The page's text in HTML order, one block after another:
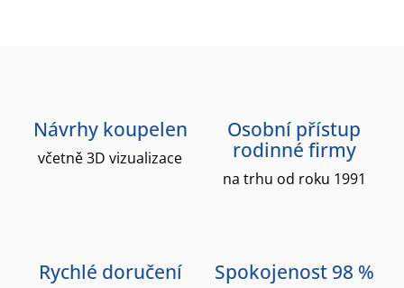
Návrhy koupelen
včetně 3D vizualizace
Osobní přístup
rodinné firmy
na trhu od roku 1991
Rychlé doručení Spokojenost 98 %